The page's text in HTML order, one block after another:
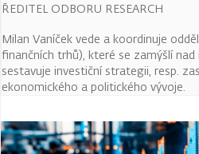
ŘEDITEL ODBORU RESEARCH
Milan Vaníček vede a koordinuje
finančních trhů), které se zamýšlí
sestavuje investiční strategii, resp.
ekonomického a politického vývoje.